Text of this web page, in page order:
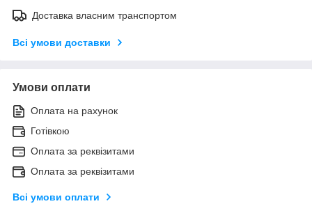
Доставка власним транспортом
Всі умови доставки
Умови оплати
Оплата на рахунок
Готівкою
Оплата за реквізитами
Оплата за реквізитами
Всі умови оплати